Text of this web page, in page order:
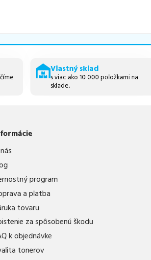
Vlastný sklad
s viac ako 10 000 položkami na
sklade.
program
a platba
tovaru
za spôsobenú škodu
k objednávke
tonerov